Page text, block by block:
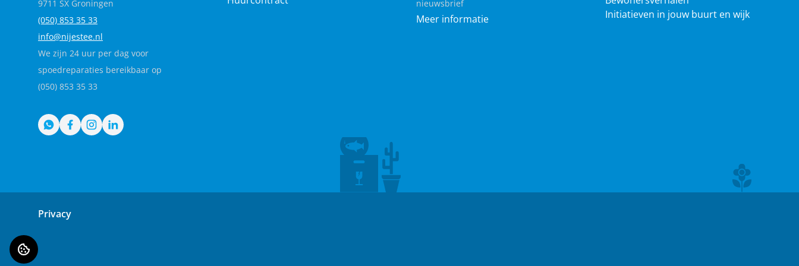
9711 SX Groningen
(050) 853 35 33
info@nijestee.nl
We zijn 24 uur per dag voor
spoedreparaties bereikbaar op
(050) 853 35 33
nieuwsbrief
Meer informatie
Initiatieven in jouw buurt en wijk
WhatsApp
Facebook
Instagram
LinkedIn
Privacy